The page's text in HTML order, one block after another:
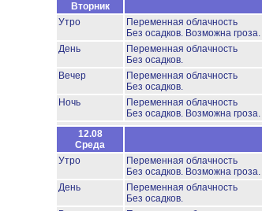
Вторник
Утро
Переменная облачность
Без осадков. Возможна гроза.
День
Переменная облачность
Без осадков.
Вечер
Переменная облачность
Без осадков.
Ночь
Переменная облачность
Без осадков. Возможна гроза.
12.08
Среда
Утро
Переменная облачность
Без осадков. Возможна гроза.
День
Переменная облачность
Без осадков.